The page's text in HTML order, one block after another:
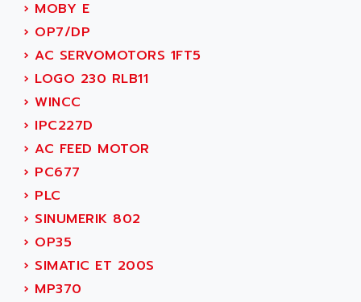
PS316
RPX
PB100
PB 300 / PB 600
5000
SMC35
SCALANCE
SMC40
BKD
A16B
MIDIMASTER VECTOR
MIDIMASTER
ALTRAC AG
ALTRONICS
ALTRONIX
ALUTRON
ALX
AMADA
AMAN
AMAREX
AMBERSIL
AMBRESIL
AMC
AMD
› MOBY E
› OP7/DP
› AC SERVOMOTORS 1FT5
› LOGO 230 RLB11
› WINCC
› IPC227D
› AC FEED MOTOR
› PC677
› PLC
› SINUMERIK 802
› OP35
› SIMATIC ET 200S
› MP370